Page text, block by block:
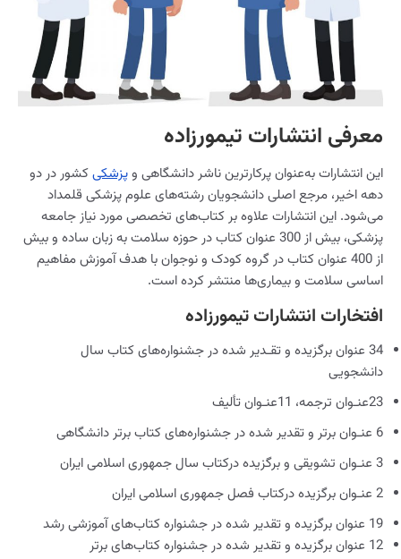
معرفی انتشارات تیمورزاده
این انتشارات به‌عنوان پرکارترین ناشر دانشگاهی وپزشکیکشور در دو
دهه اخیر، مرجع اصلی دانشجویان رشته‌های علوم پزشکی قلمداد
می‌شود. این انتشارات علاوه بر کتاب‌های تخصصی مورد نیاز جامعه
پزشکی، بیش از 300 عنوان کتاب در حوزه سلامت به زبان ساده و بیش
از 400 عنوان کتاب در گروه کودک و نوجوان با هدف آموزش مفاهیم
اساسی سلامت و بیماری‌ها منتشر کرده است.
افتخارات انتشارات تیمورزاده
34 عنوان برگزیده و تقـدیر شده در جشنواره‏‌های کتاب سال
دانشجویی
23عنـوان ترجمه، 11عنـوان تألیف
6 عنـوان برتر و تقدیر ‌شده در جشنواره‏‌های کتاب برتر دانشگاهی
3 عنـوان تشویقی و برگزیده درکتاب سال جمهوری اسلامی ایران
2 عنـوان برگزیده درکتاب فصل جمهوری اسلامی ایران
19 عنوان برگزیده و تقدیر شده در جشنواره کتاب‏‌های آموزشی رشد
12 عنوان برگزیده و تقدیر شده در جشنواره کتاب‏‌های برتر